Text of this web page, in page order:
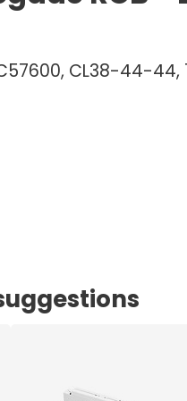
CL38-44-44,